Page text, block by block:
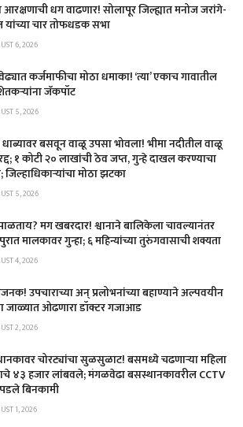
आरक्षणाची धग वाढणार! सोलापूर जिल्ह्यात मनोज जरांगे-
यांच्या चार तोफधडक सभा
6, 2026
कर्जमाफीचा मोठा धमाका! ‘त्या’ एकाच गावातील
जॅकपॉट
5, 2026
बसवून वाळू उपसा भोवला! भीमा नदीतील वाळू
१ कोटी २० लाखांची ठेव जप्त, गुन्हे दाखल करण्याचा
जिल्हाधिकाऱ्यांचा मोठा झटका
5, 2026
मग खबरदार! श्वानाने बालिकेला चावल्यानंतर
मालकावर गुन्हा; ६ महिन्यांच्या तुरुंगवासाची शक्यता
4, 2026
उपचाराच्या अन् प्रलोभनांच्या बहाण्याने अल्पवयीन
जाळ्यात ओढणारा डॉक्टर गजाआड
2, 2026
चोरट्यांचा सुळसुळाट! बसमध्ये चढणाऱ्या महिला
४३ हजार लांबवले; मंगळवेढा बसस्थानकावरील CCTV
बिनकामी
1, 2026